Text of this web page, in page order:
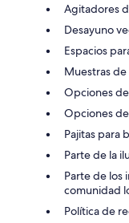
Agitadores
Desayuno
Espacios
Muestras de
Opciones
Opciones
Pajitas para
Parte de la
Parte de los
comunidad
Política de